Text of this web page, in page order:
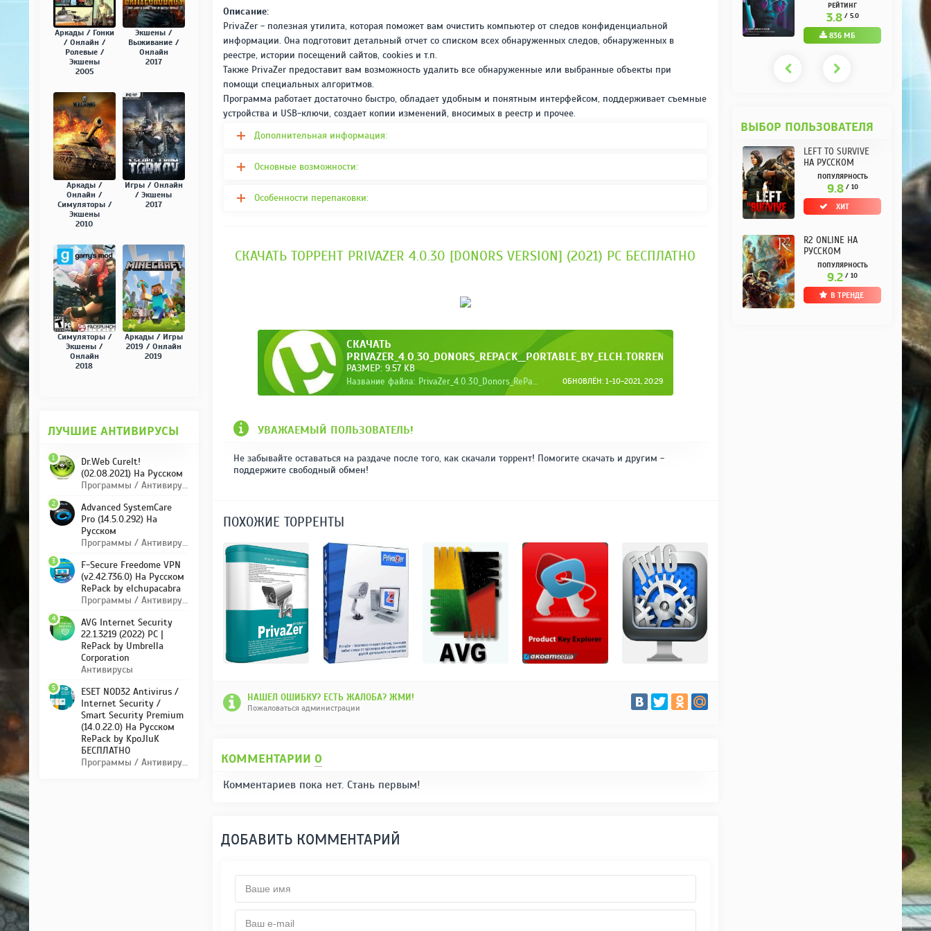
Описание:
PrivaZer - полезная утилита, которая поможет вам очистить компьютер от следов конфиденциальной
информации. Она подготовит детальный отчет со списком всех обнаруженных следов, обнаруженных в
реестре, истории посещений сайтов, cookies и т.п.
Также PrivaZer предоставит вам возможность удалить все обнаруженные или выбранные объекты при
помощи специальных алгоритмов.
Программа работает достаточно быстро, обладает удобным и понятным интерфейсом, поддерживает съемные
устройства и USB-ключи, создает копии изменений, вносимых в реестр и прочее.
Дополнительная информация:
Основные возможности:
Особенности перепаковки:
СКАЧАТЬ ТОРРЕНТ PRIVAZER 4.0.30 [DONORS VERSION] (2021) РС БЕСПЛАТНО
СКАЧАТЬ
PRIVAZER_4.0.30_DONORS_REPACK__PORTABLE_BY_ELCH.TORRENT
РАЗМЕР: 9.57 KB
ОБНОВЛЁН: 1-10-2021, 20:29
Название файла: PrivaZer_4.0.30_Donors_RePack__Portable_by_elch.torrent
УВАЖАЕМЫЙ ПОЛЬЗОВАТЕЛЬ!
Не забывайте оставаться на раздаче после того, как скачали торрент! Помогите скачать и другим -
поддержите свободный обмен!
ПОХОЖИЕ ТОРРЕНТЫ
НАШЕЛ ОШИБКУ? ЕСТЬ ЖАЛОБА? ЖМИ!
Пожаловаться администрации
КОММЕНТАРИИ 0
Комментариев пока нет. Стань первым!
ДОБАВИТЬ КОММЕНТАРИЙ
Аркады / Гонки
/ Онлайн /
Ролевые /
Экшены
2005
Экшены /
Выживание /
Онлайн
2017
Аркады /
Онлайн /
Симуляторы /
Экшены
2010
Игры / Онлайн
/ Экшены
2017
Симуляторы /
Экшены /
Онлайн
2018
Аркады / Игры
2019 / Онлайн
2019
ЛУЧШИЕ АНТИВИРУСЫ
Dr.Web CureIt!
(02.08.2021) На Русском
Программы / Антивирусы
1
Advanced SystemCare
Pro (14.5.0.292) На
Русском
Программы / Антивирусы
2
F-Secure Freedome VPN
(v2.42.736.0) На Русском
RePack by elchupacabra
Программы / Антивирусы
3
AVG Internet Security
22.1.3219 (2022) PC |
RePack by Umbrella
Corporation
Антивирусы
4
ESET NOD32 Antivirus /
Internet Security /
Smart Security Premium
(14.0.22.0) На Русском
RePack by KpoJIuK
БЕСПЛАТНО
Программы / Антивирусы
5
(10.3.0.10) НА
РУССКОМ REPACK
ОТ KPOJIUK
РЕЙТИНГ
3.8 / 5.0
836 МБ
ВЫБОР ПОЛЬЗОВАТЕЛЯ
LEFT TO SURVIVE
НА РУССКОМ
ПОПУЛЯРНОСТЬ
9.8 / 10
ХИТ
R2 ONLINE НА
РУССКОМ
ПОПУЛЯРНОСТЬ
9.2 / 10
В ТРЕНДЕ